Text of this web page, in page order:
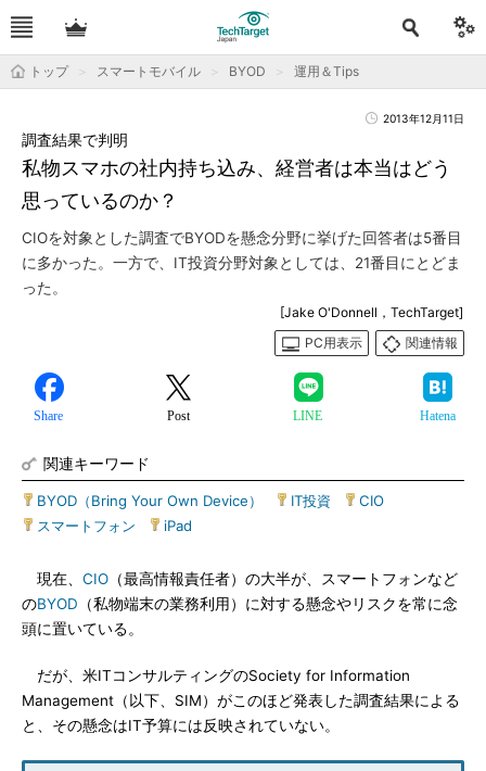
トップ スマートモバイル BYOD 運用＆Tips
2013年12月11日
私物スマホの社内持ち込み、経営者は本当はどう
思っているのか？
調査結果で判明
CIOを対象とした調査でBYODを懸念分野に挙げた回答者は5番目
に多かった。一方で、IT投資分野対象としては、21番目にとどま
った。
[Jake O'Donnell，TechTarget]
PC用表示
関連情報
Share Post LINE Hatena
関連キーワード
BYOD（Bring Your Own Device） IT投資 CIO
スマートフォン
iPad
現在、 CIO （最高情報責任者）の大半が、スマートフォンなど
のBYOD （私物端末の業務利用）に対する懸念やリスクを常に念
頭に置いている。
だが、米ITコンサルティングのSociety for Information
Management（以下、SIM）がこのほど発表した調査結果による
と、その懸念はIT予算には反映されていない。